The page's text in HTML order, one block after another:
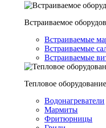
Встраиваемое
Встраиваемые
Встраиваемые
Встраиваемые
Тепловое оборудование
Водонагреватели
Мармиты
Фритюрницы